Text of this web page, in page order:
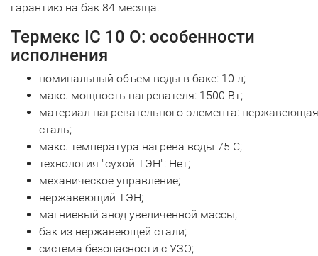
гарантию на бак 84 месяца.
Термекс IC 10 O: особенности
исполнения
номинальный объем воды в баке: 10 л;
макс. мощность нагревателя: 1500 Вт;
материал нагревательного элемента: нержавеющая
сталь;
макс. температура нагрева воды 75 С;
технология "сухой ТЭН": Нет;
механическое управление;
нержавеющий ТЭН;
магниевый анод увеличенной массы;
бак из нержавеющей стали;
система безопасности c УЗО;